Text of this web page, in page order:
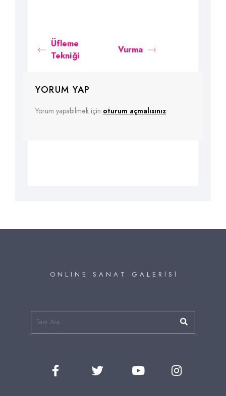
Üfleme
Tekniği
Vurma
YORUM YAP
Yorum yapabilmek için oturum açmalısınız.
O N L I N E S A N A T G A L E R İ S İ